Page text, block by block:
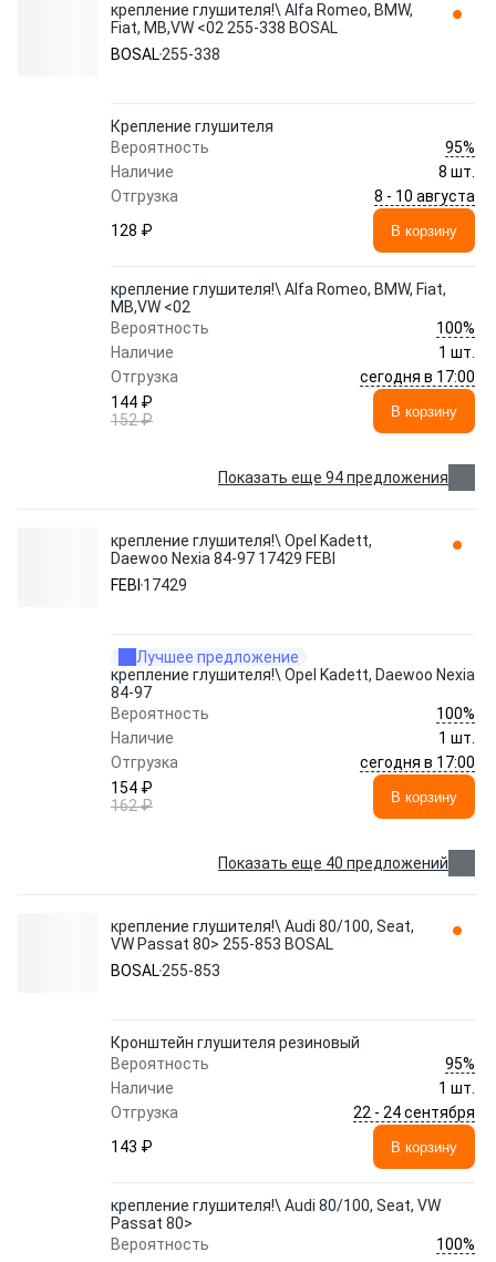
крепление глушителя!\ Alfa Romeo, BMW,
Fiat, MB,VW <02 255-338 BOSAL
BOSAL255-338
Крепление глушителя
Вероятность
95%
Наличие
8 шт.
Отгрузка
8 - 10 августа
128 ₽
В корзину
крепление глушителя!\ Alfa Romeo, BMW, Fiat,
MB,VW <02
Вероятность
100%
Наличие
1 шт.
Отгрузка
сегодня в 17:00
144 ₽
152 ₽
В корзину
Показать еще 94 предложения
крепление глушителя!\ Opel Kadett,
Daewoo Nexia 84-97 17429 FEBI
FEBI 17429
Лучшее предложение
крепление глушителя!\ Opel Kadett, Daewoo Nexia
84-97
Вероятность
100%
Наличие
1 шт.
Отгрузка
сегодня в 17:00
154 ₽
162 ₽
В корзину
Показать еще 40 предложений
крепление глушителя!\ Audi 80/100, Seat,
VW Passat 80> 255-853 BOSAL
BOSAL255-853
Кронштейн глушителя резиновый
Вероятность
95%
Наличие
1 шт.
Отгрузка
22 - 24 сентября
143 ₽
В корзину
крепление глушителя!\ Audi 80/100, Seat, VW
Passat 80>
Вероятность
100%